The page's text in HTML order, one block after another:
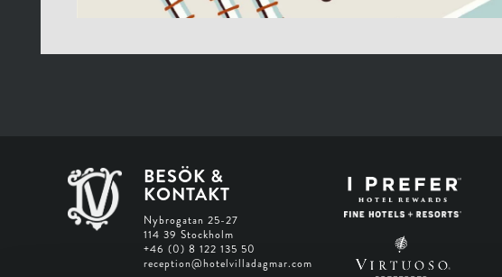
BESÖK &
KONTAKT
Nybrogatan 25-27
114 39 Stockholm
+46 (0) 8 122 135 50
reception@hotelvilladagmar.com